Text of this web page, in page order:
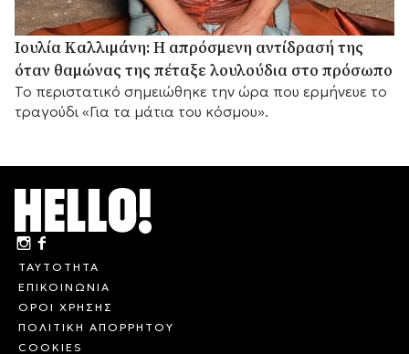
Ιουλία Καλλιμάνη: Η απρόσμενη αντίδρασή της
όταν θαμώνας της πέταξε λουλούδια στο πρόσωπο
Το περιστατικό σημειώθηκε την ώρα που ερμήνευε το
τραγούδι «Για τα μάτια του κόσμου».
ΤΑΥΤΟΤΗΤΑ
ΕΠΙΚΟΙΝΩΝΙΑ
ΟΡΟΙ ΧΡΗΣΗΣ
ΠΟΛΙΤΙΚΗ ΑΠΟΡΡΗΤΟΥ
COOKIES